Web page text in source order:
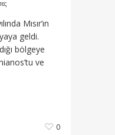
Mısır’ın
geldi.
bölgeye
ve
0